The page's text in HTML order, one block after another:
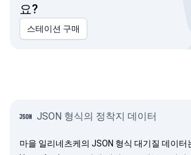
요?
스테이션 구매
JSON 형식의 정착지 데이터
마을 일리네츠케의 JSON 형식 대기질 데이터